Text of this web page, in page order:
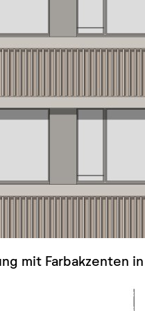
mit Farbakzenten